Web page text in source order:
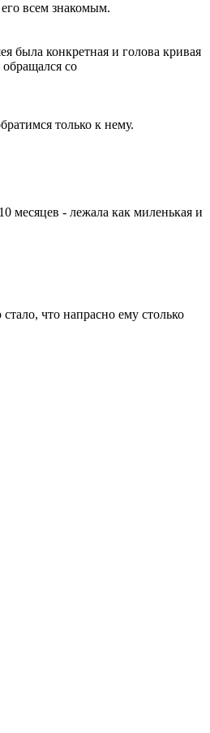
всем знакомым.
была конкретная и голова кривая
со
только к нему.
месяцев - лежала как миленькая и
что напрасно ему столько